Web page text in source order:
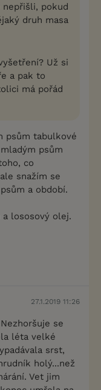
nepřišli, pokud
druh masa
Už si
a pak to
má pořád
psům tabulkové
psům
co
snažím se
a období.
lososový olej.
27.1.2019 11:26
se
léta velké
srst,
holý...než
Vet jim